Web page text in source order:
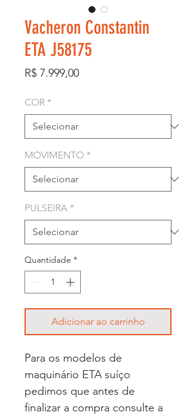
Vacheron Constantin
ETA J58175
R$ 7.999,00Preço
COR *
MOVIMENTO *
PULSEIRA *
Quantidade *
Adicionar ao carrinho
Para os modelos de
maquinário ETA suíço
pedimos que antes de
finalizar a compra consulte a